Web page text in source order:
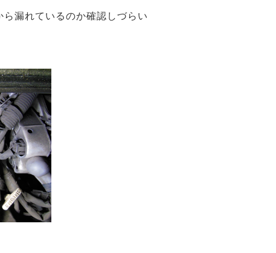
漏れているのか確認しづらい